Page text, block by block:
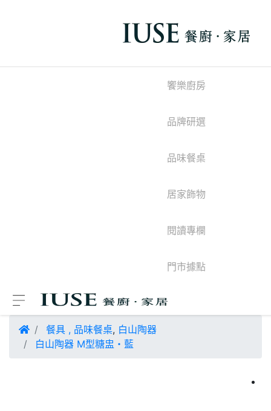
饗樂廚房
品牌研選
品味餐桌
居家飾物
閱讀專欄
門市據點
餐具 , 品味餐桌, 白山陶器
白山陶器 M型糖盅・藍